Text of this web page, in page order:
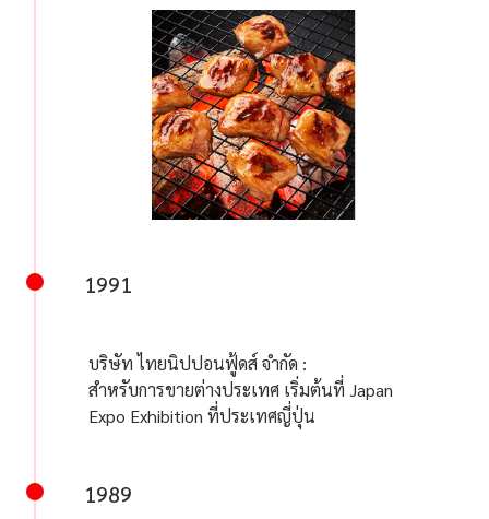
บริษัท ไทยนิปปอนฟู้ดส์ จำกัด :
สำหรับการขายต่างประเทศ เริ่มต้นที่ Japan
Expo Exhibition ที่ประเทศญี่ปุ่น
1991
1989